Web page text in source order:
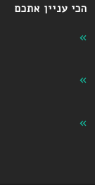
הכי עניין אתכם